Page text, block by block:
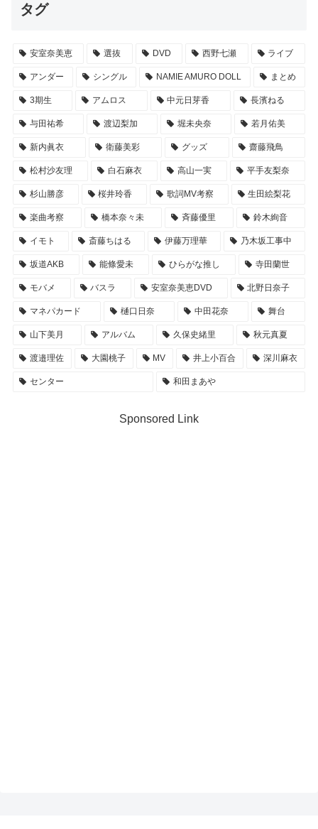
タグ
安室奈美恵 選抜 DVD 西野七瀬 ライブ
アンダー シングル NAMIE AMURO DOLL まとめ
3期生 アムロス 中元日芽香 長濱ねる
与田祐希 渡辺梨加 堀未央奈 若月佑美
新内眞衣 衛藤美彩 グッズ 齋藤飛鳥
松村沙友理 白石麻衣 高山一実 平手友梨奈
杉山勝彦 桜井玲香 歌詞MV考察 生田絵梨花
楽曲考察 橋本奈々未 斉藤優里 鈴木絢音
イモト 斎藤ちはる 伊藤万理華 乃木坂工事中
坂道AKB 能條愛未 ひらがな推し 寺田蘭世
モバメ バスラ 安室奈美恵DVD 北野日奈子
マネパカード 樋口日奈 中田花奈 舞台
山下美月 アルバム 久保史緒里 秋元真夏
渡邉理佐 大園桃子 MV 井上小百合 深川麻衣
センター 和田まあや
Sponsored Link